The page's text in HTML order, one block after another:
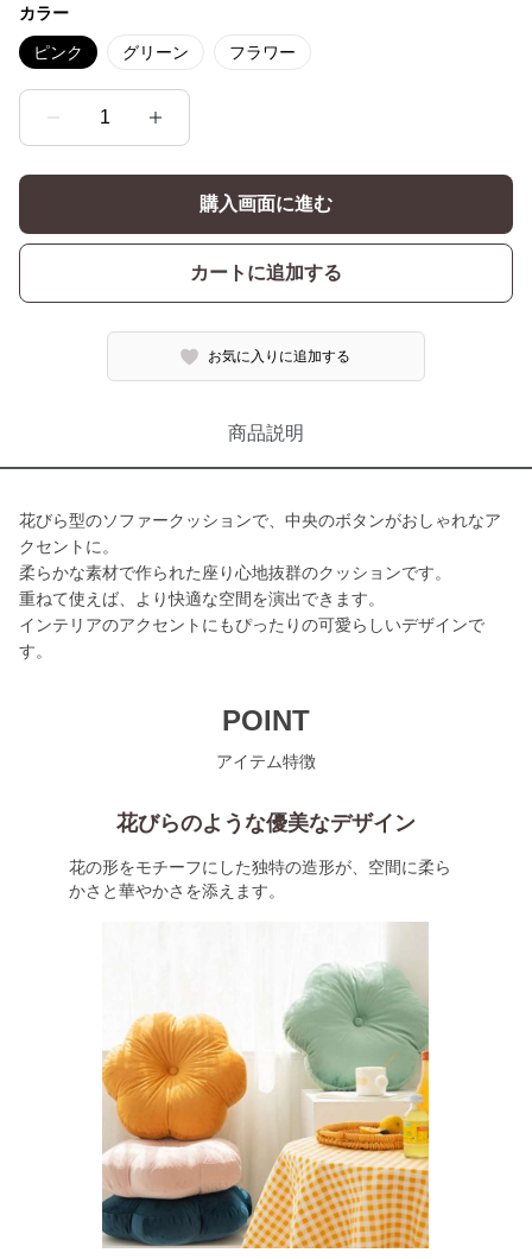
カラー
ピンク グリーン フラワー
1
購入画面に進む
カートに追加する
お気に入りに追加する
商品説明
花びら型のソファークッションで、中央のボタンがおしゃれなア
クセントに。
柔らかな素材で作られた座り心地抜群のクッションです。
重ねて使えば、より快適な空間を演出できます。
インテリアのアクセントにもぴったりの可愛らしいデザインで
す。
POINT
アイテム特徴
花びらのような優美なデザイン
花の形をモチーフにした独特の造形が、空間に柔ら
かさと華やかさを添えます。